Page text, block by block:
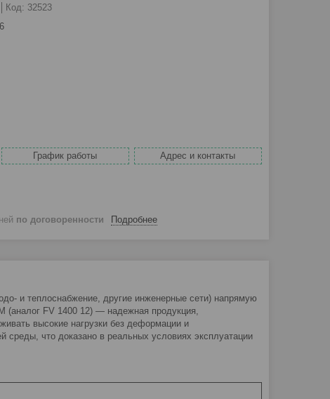
Код: 32523
График работы Адрес и контакты
по договоренности Подробнее
и теплоснабжение, другие инженерные сети) напрямую
(аналог FV 1400 12) — надежная продукция,
высокие нагрузки без деформации и
среды, что доказано в реальных условиях эксплуатации